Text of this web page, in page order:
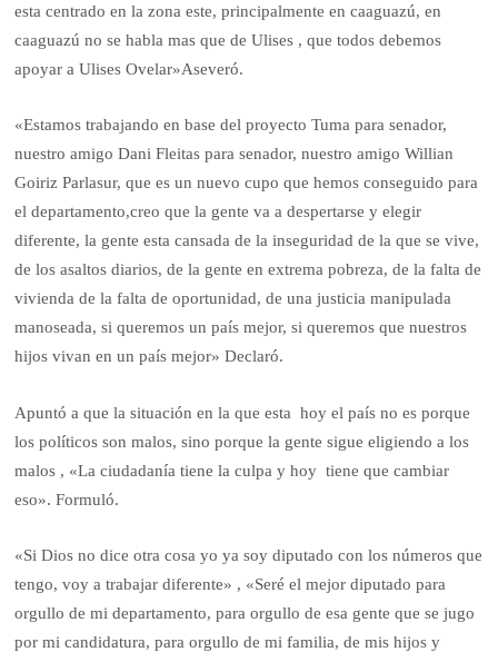
esta centrado en la zona este, principalmente en caaguazú, en
caaguazú no se habla mas que de Ulises , que todos debemos
apoyar a Ulises Ovelar»Aseveró.
«Estamos trabajando en base del proyecto Tuma para senador,
nuestro amigo Dani Fleitas para senador, nuestro amigo Willian
Goiriz Parlasur, que es un nuevo cupo que hemos conseguido para
el departamento,creo que la gente va a despertarse y elegir
diferente, la gente esta cansada de la inseguridad de la que se vive,
de los asaltos diarios, de la gente en extrema pobreza, de la falta de
vivienda de la falta de oportunidad, de una justicia manipulada
manoseada, si queremos un país mejor, si queremos que nuestros
hijos vivan en un país mejor» Declaró.
Apuntó a que la situación en la que esta hoy el país no es porque
los políticos son malos, sino porque la gente sigue eligiendo a los
malos , «La ciudadanía tiene la culpa y hoy tiene que cambiar
eso». Formuló.
«Si Dios no dice otra cosa yo ya soy diputado con los números que
tengo, voy a trabajar diferente» , «Seré el mejor diputado para
orgullo de mi departamento, para orgullo de esa gente que se jugo
por mi candidatura, para orgullo de mi familia, de mis hijos y